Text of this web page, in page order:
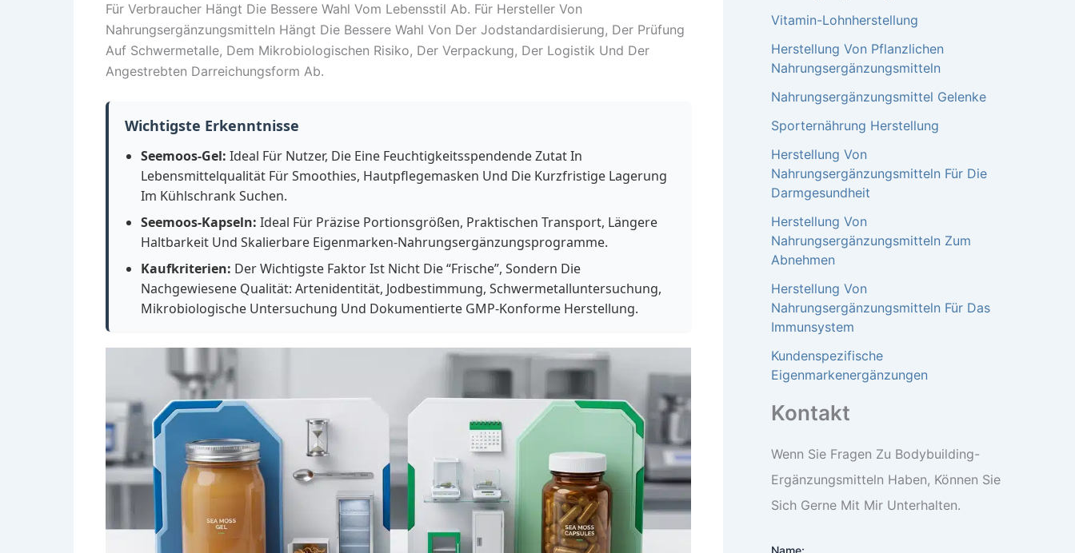
Für Verbraucher Hängt Die Bessere Wahl Vom Lebensstil Ab. Für Hersteller Von
Nahrungsergänzungsmitteln Hängt Die Bessere Wahl Von Der Jodstandardisierung, Der Prüfung
Auf Schwermetalle, Dem Mikrobiologischen Risiko, Der Verpackung, Der Logistik Und Der
Angestrebten Darreichungsform Ab.
Wichtigste Erkenntnisse
Seemoos-Gel: Ideal Für Nutzer, Die Eine Feuchtigkeitsspendende Zutat In
Lebensmittelqualität Für Smoothies, Hautpflegemasken Und Die Kurzfristige Lagerung
Im Kühlschrank Suchen.
Seemoos-Kapseln: Ideal Für Präzise Portionsgrößen, Praktischen Transport, Längere
Haltbarkeit Und Skalierbare Eigenmarken-Nahrungsergänzungsprogramme.
Kaufkriterien: Der Wichtigste Faktor Ist Nicht Die “Frische”, Sondern Die
Nachgewiesene Qualität: Artenidentität, Jodbestimmung, Schwermetalluntersuchung,
Mikrobiologische Untersuchung Und Dokumentierte GMP-Konforme Herstellung.
Vitamin-Lohnherstellung
Herstellung Von Pflanzlichen
Nahrungsergänzungsmitteln
Nahrungsergänzungsmittel Gelenke​
Sporternährung Herstellung
Herstellung Von
Nahrungsergänzungsmitteln Für Die
Darmgesundheit
Herstellung Von
Nahrungsergänzungsmitteln Zum
Abnehmen
Herstellung Von
Nahrungsergänzungsmitteln Für Das
Immunsystem
Kundenspezifische
Eigenmarkenergänzungen
Kontakt
Wenn Sie Fragen Zu Bodybuilding-
Ergänzungsmitteln Haben, Können Sie
Sich Gerne Mit Mir Unterhalten.
Name: